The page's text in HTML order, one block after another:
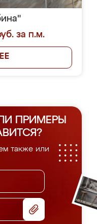
за п.м.
ПРИМЕРЫ
также или